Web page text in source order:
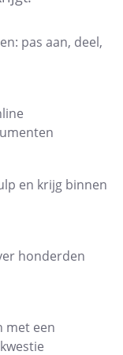
uur
regels
ruimte
in
lichte
pas aan, deel,
en krijg binnen
honderden
met een